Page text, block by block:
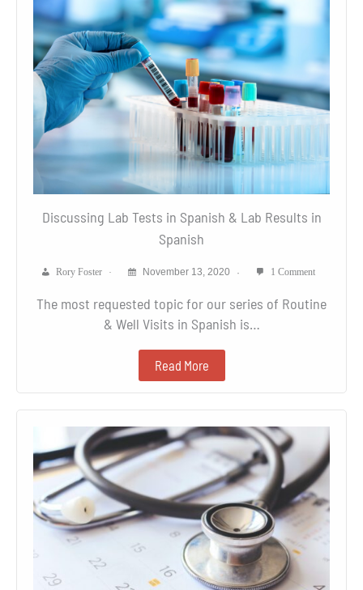
Discussing Lab Tests in Spanish & Lab Results in
Spanish
Rory Foster November 13, 2020 1 Comment
The most requested topic for our series of Routine
& Well Visits in Spanish is…
Read More